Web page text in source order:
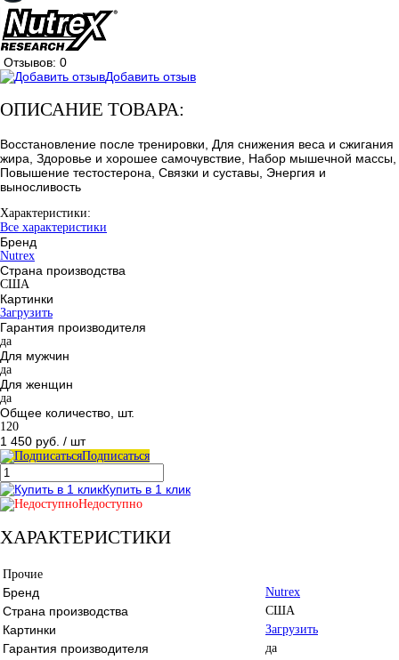
Отзывов: 0
Добавить отзыв
ОПИСАНИЕ ТОВАРА:
Восстановление после тренировки, Для снижения веса и сжигания
жира, Здоровье и хорошее самочувствие, Набор мышечной массы,
Повышение тестостерона, Связки и суставы, Энергия и
выносливость
Характеристики:
Все характеристики
Бренд
Nutrex
Страна производства
США
Картинки
Загрузить
Гарантия производителя
да
Для мужчин
да
Для женщин
да
Общее количество, шт.
120
1 450 руб. / шт
Подписаться
Купить в 1 клик
Недоступно
ХАРАКТЕРИСТИКИ
Прочие
Бренд Nutrex
Страна производства США
Картинки Загрузить
Гарантия производителя да